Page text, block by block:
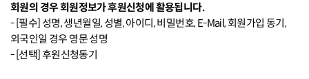
회원의 경우 회원정보가 후원신청에 활용됩니다.
- [필수] 성명, 생년월일, 성별, 아이디, 비밀번호, E-Mail, 회원가입 동기,
외국인일 경우 영문 성명
- [선택] 후원신청동기